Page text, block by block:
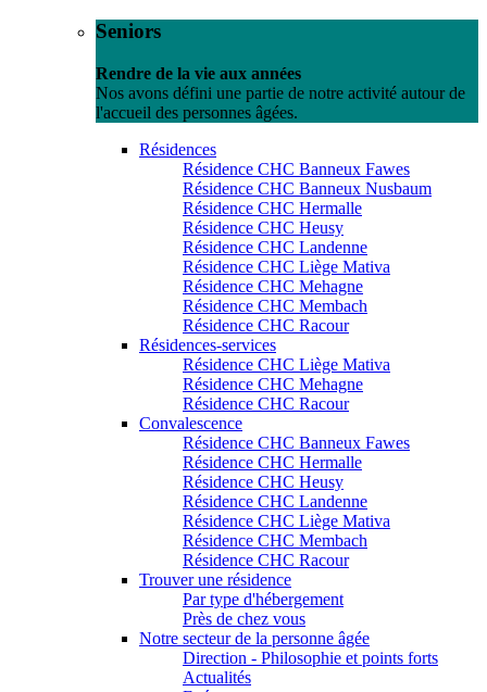
Seniors
Rendre de la vie aux années
Nos avons défini une partie de notre activité autour de
l'accueil des personnes âgées.
Résidences
Résidence CHC Banneux Fawes
Résidence CHC Banneux Nusbaum
Résidence CHC Hermalle
Résidence CHC Heusy
Résidence CHC Landenne
Résidence CHC Liège Mativa
Résidence CHC Mehagne
Résidence CHC Membach
Résidence CHC Racour
Résidences-services
Résidence CHC Liège Mativa
Résidence CHC Mehagne
Résidence CHC Racour
Convalescence
Résidence CHC Banneux Fawes
Résidence CHC Hermalle
Résidence CHC Heusy
Résidence CHC Landenne
Résidence CHC Liège Mativa
Résidence CHC Membach
Résidence CHC Racour
Trouver une résidence
Par type d'hébergement
Près de chez vous
Notre secteur de la personne âgée
Direction - Philosophie et points forts
Actualités